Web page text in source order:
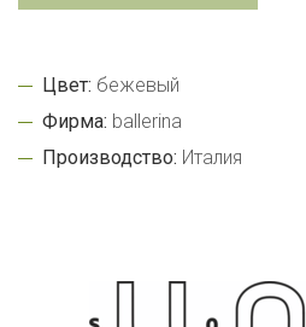
Цвет: бежевый
Фирма: ballerina
Производство: Италия